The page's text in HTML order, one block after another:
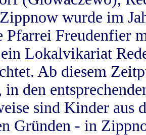
wurde im
Pfarrei Freudenfier
Lokalvikariat
Ab diesem
in den
sind Kinder aus
Gründen - in